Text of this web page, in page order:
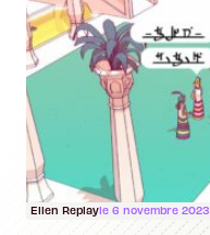
Ellen Replayle 6 novembre 2023